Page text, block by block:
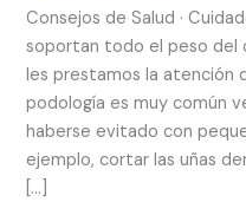
Consejos de Salud ·
soportan todo el peso del
les prestamos la atención
podología es muy común
haberse evitado con
ejemplo, cortar las uñas
[…]
dañando
tus
pies
(y
no
lo
sabías)